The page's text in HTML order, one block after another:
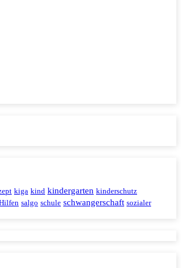
kiga kind kindergarten kinderschutz
salgo schule schwangerschaft sozialer